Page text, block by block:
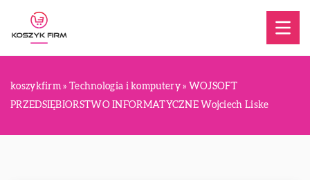
koszykfirm » Technologia i komputery» WOJSOFT
PRZEDSIĘBIORSTWO INFORMATYCZNE Wojciech Liske